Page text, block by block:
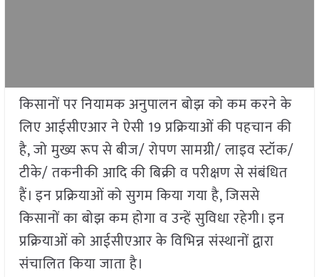
किसानों पर नियामक अनुपालन बोझ को कम करने के
लिए आईसीएआर ने ऐसी 19 प्रक्रियाओं की पहचान की
है, जो मुख्य रूप से बीज/ रोपण सामग्री/ लाइव स्टॉक/
टीके/ तकनीकी आदि की बिक्री व परीक्षण से संबंधित
हैं। इन प्रक्रियाओं को सुगम किया गया है, जिससे
किसानों का बोझ कम होगा व उन्हें सुविधा रहेगी। इन
प्रक्रियाओं को आईसीएआर के विभिन्न संस्थानों द्वारा
संचालित किया जाता है।